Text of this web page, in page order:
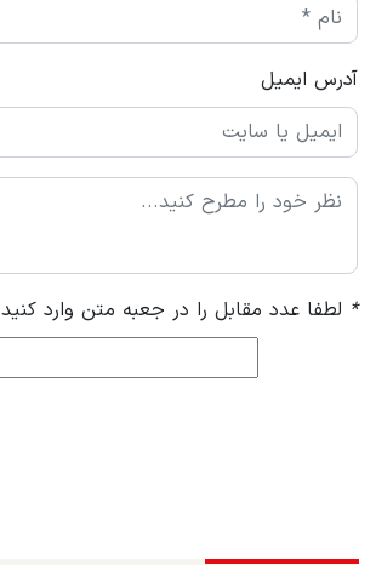
آدرس ایمیل
* لطفا عدد مقابل را در جعبه متن وارد کنید